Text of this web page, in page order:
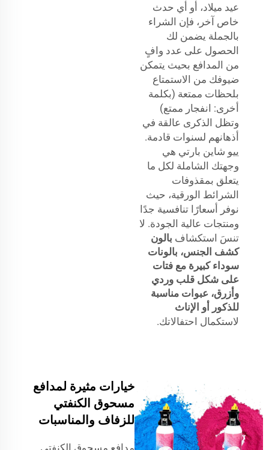
عيد ميلاد، أو أي حدث
خاص آخر، فإن الشراء
بالجملة يضمن لك
الحصول على عدد وافٍ
من المدافع بحيث يتمكن
ضيوفك من الاستمتاع
بلحظات ممتعة (بكلمة
أخرى: انفجار ممتع)
وتظل الذكرى عالقة في
أذهانهم لسنوات قادمة.
ييو شاين بارتي هي
وجهتك الشاملة لكل ما
يتعلق بمقذوفات
الشرائط الورقية، حيث
نوفر أسعارًا تنافسية جدًا
ومنتجات عالية الجودة. لا
تنسَ استكشاف بالون
كشف الجنس، بالونات
سوداء كبيرة مع فتات
على شكل قلب وردي
وأزرق، عبوات مناسبة
للذكور أو الإناث
لاستكمال احتفالاتك.
خيارات مثيرة لمدافع
مسحوق الكنفتي
للزفاف والمناسبات